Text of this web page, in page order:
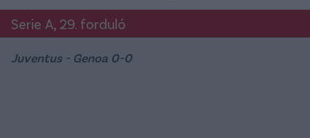
Serie A, 29. forduló
Juventus - Genoa 0-0